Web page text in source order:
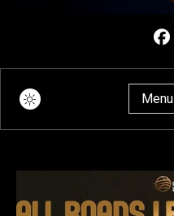
Pick And Roll
Menu